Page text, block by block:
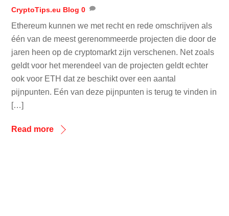
CryptoTips.eu Blog 0
Ethereum kunnen we met recht en rede omschrijven als
één van de meest gerenommeerde projecten die door de
jaren heen op de cryptomarkt zijn verschenen. Net zoals
geldt voor het merendeel van de projecten geldt echter
ook voor ETH dat ze beschikt over een aantal
pijnpunten. Eén van deze pijnpunten is terug te vinden in
[…]
Read more